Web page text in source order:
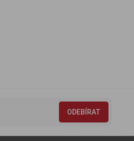
ODEBÍRAT